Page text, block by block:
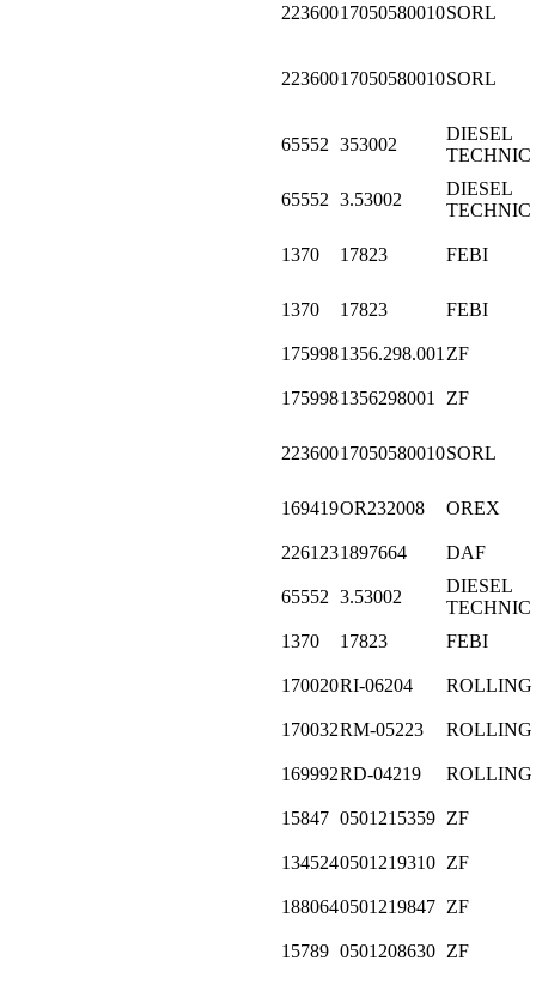
22360017050580010SORL
22360017050580010SORL
65552 353002
DIESEL
TECHNIC
65552 3.53002
DIESEL
TECHNIC
1370 17823 FEBI
1370 17823 FEBI
1759981356.298.001 ZF
1759981356298001 ZF
22360017050580010SORL
169419OR232008 OREX
2261231897664 DAF
65552 3.53002
DIESEL
TECHNIC
1370
17823 FEBI
170020RI-06204 ROLLING
170032RM-05223 ROLLING
169992RD-04219 ROLLING
15847 0501215359 ZF
1345240501219310 ZF
1880640501219847 ZF
15789 0501208630 ZF